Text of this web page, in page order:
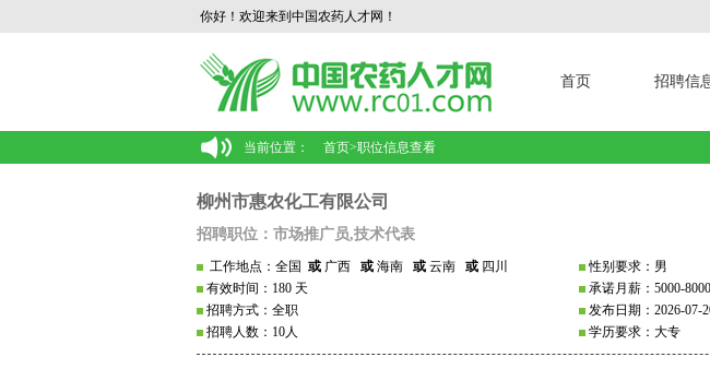
你好！欢迎来到中国农药人才网！
首页 招聘信
当前位置： 首页>职位信息查看
柳州市惠农化工有限公司
招聘职位：市场推广员,技术代表
工作地点：全国 或广西 或海南 或云南 或四川
有效时间：180 天
招聘方式：全职
招聘人数：10人
性别要求：男
承诺月薪：5000-8000
发布日期：2026-07-
学历要求：大专